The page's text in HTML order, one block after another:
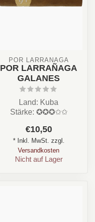
POR LARRAÑAGA
POR LARRAÑAGA
GALANES
Land: Kuba
Stärke: ✪✪✪✩✩
Cremig
Format: Robusto /
Longfill...
€10,50
* Inkl. MwSt. zzgl.
Versandkosten
Nicht auf Lager